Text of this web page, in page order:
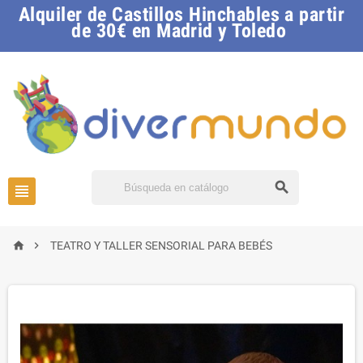
Alquiler de Castillos Hinchables a partir
de 30€ en Madrid y Toledo
 
  TEATRO Y TALLER SENSORIAL PARA BEBÉS